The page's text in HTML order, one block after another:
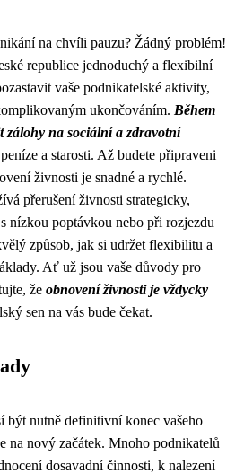
na chvíli pauzu? Žádný problém!
republice jednoduchý a flexibilní
vaše podnikatelské aktivity,
ukončováním. Během
zálohy na sociální a zdravotní
a starosti. Až budete připraveni
živnosti je snadné a rychlé.
přerušení živnosti strategicky,
nízkou poptávkou nebo při rozjezdu
způsob, jak si udržet flexibilitu a
Ať už jsou vaše důvody pro
že obnovení živnosti je vždycky
sen na vás bude čekat.
být nutně definitivní konec vašeho
na nový začátek. Mnoho podnikatelů
dosavadní činnosti, k nalezení